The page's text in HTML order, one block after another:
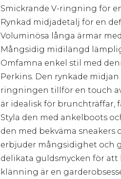
Smickrande V-ringning för
Rynkad midjadetalj för en
Voluminösa långa ärmar
Mångsidig midilängd
Omfamna enkel stil med
Perkins. Den rynkade
ringningen tillför en touch
är idealisk för brunchträffar,
Styla den med ankelboots
den med bekväma
erbjuder mångsidighet och
delikata guldsmycken för
klänning är en